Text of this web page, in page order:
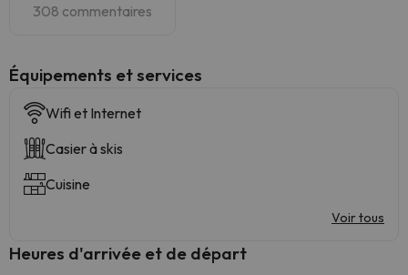
308 commentaires
​Équipements et services
Wifi et Internet
Casier à skis
Cuisine
Voir tous
Heures d'arrivée et de départ